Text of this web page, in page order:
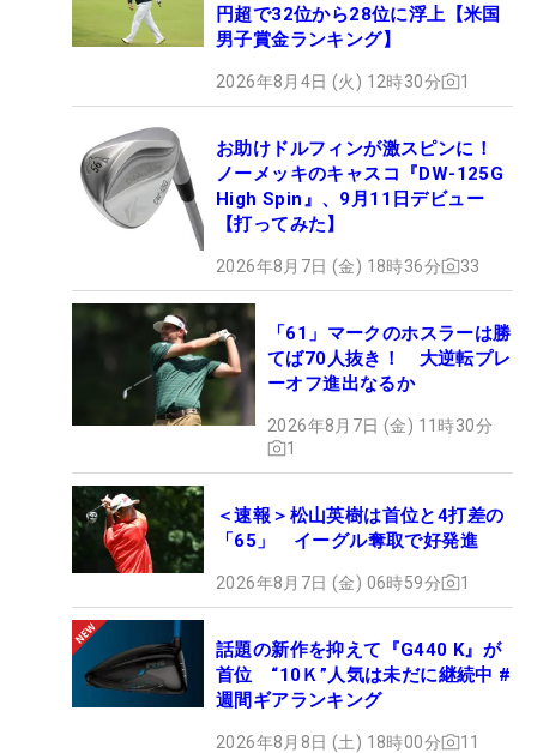
円超で32位から28位に浮上【米国
男子賞金ランキング】
2026年8月4日 (火) 12時30分 1
お助けドルフィンが激スピンに！
ノーメッキのキャスコ『DW-125G
High Spin』、9月11日デビュー
【打ってみた】
2026年8月7日 (金) 18時36分 33
「61」マークのホスラーは勝
てば70人抜き！ 大逆転プレ
ーオフ進出なるか
2026年8月7日 (金) 11時30分
1
＜速報＞松山英樹は首位と4打差の
「65」 イーグル奪取で好発進
2026年8月7日 (金) 06時59分 1
話題の新作を抑えて『G440 K』が
首位 “10Ｋ”人気は未だに継続中 #
週間ギアランキング
2026年8月8日 (土) 18時00分 11